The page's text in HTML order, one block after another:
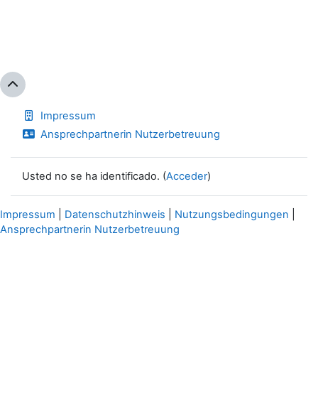
Impressum
Ansprechpartnerin Nutzerbetreuung
Usted no se ha identificado. (Acceder)
Impressum Datenschutzhinweis Nutzungsbedingungen
Ansprechpartnerin Nutzerbetreuung